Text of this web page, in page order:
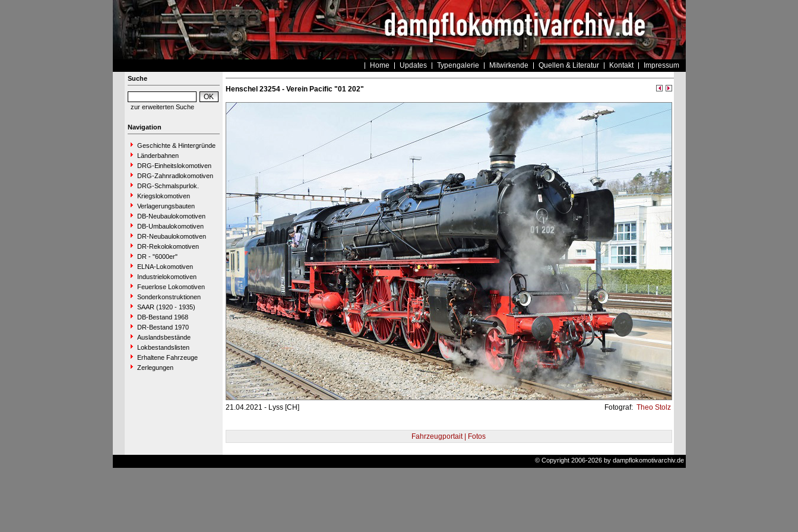
Home Updates Typengalerie Mitwirkende Quellen & Literatur Kontakt Impressum
Suche
zur erweiterten Suche
Navigation
Geschichte & Hintergründe
Länderbahnen
DRG-Einheitslokomotiven
DRG-Zahnradlokomotiven
DRG-Schmalspurlok.
Kriegslokomotiven
Verlagerungsbauten
DB-Neubaulokomotiven
DB-Umbaulokomotiven
DR-Neubaulokomotiven
DR-Rekolokomotiven
DR - "6000er"
ELNA-Lokomotiven
Industrielokomotiven
Feuerlose Lokomotiven
Sonderkonstruktionen
SAAR (1920 - 1935)
DB-Bestand 1968
DR-Bestand 1970
Auslandsbestände
Lokbestandslisten
Erhaltene Fahrzeuge
Zerlegungen
Henschel 23254 - Verein Pacific "01 202"
21.04.2021 - Lyss [CH] Fotograf: Theo Stolz
Fahrzeugportait | Fotos
© Copyright 2006-2026 by dampflokomotivarchiv.de